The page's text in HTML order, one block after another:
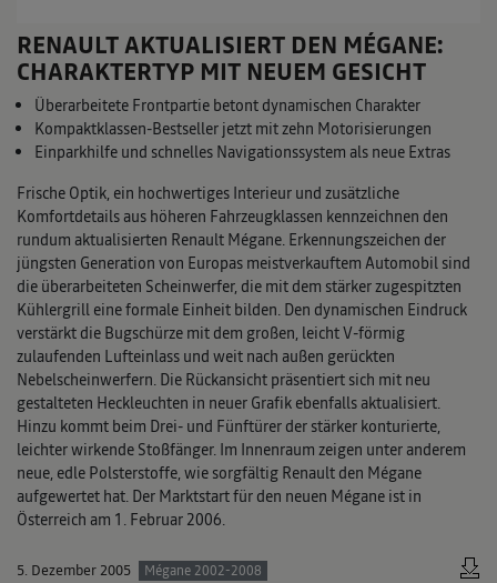
RENAULT AKTUALISIERT DEN MÉGANE:
CHARAKTERTYP MIT NEUEM GESICHT
Überarbeitete Frontpartie betont dynamischen Charakter
Kompaktklassen-Bestseller jetzt mit zehn Motorisierungen
Einparkhilfe und schnelles Navigationssystem als neue Extras
Frische Optik, ein hochwertiges Interieur und zusätzliche
Komfortdetails aus höheren Fahrzeugklassen kennzeichnen den
rundum aktualisierten Renault Mégane. Erkennungszeichen der
jüngsten Generation von Europas meistverkauftem Automobil sind
die überarbeiteten Scheinwerfer, die mit dem stärker zugespitzten
Kühlergrill eine formale Einheit bilden. Den dynamischen Eindruck
verstärkt die Bugschürze mit dem großen, leicht V-förmig
zulaufenden Lufteinlass und weit nach außen gerückten
Nebelscheinwerfern. Die Rückansicht präsentiert sich mit neu
gestalteten Heckleuchten in neuer Grafik ebenfalls aktualisiert.
Hinzu kommt beim Drei- und Fünftürer der stärker konturierte,
leichter wirkende Stoßfänger. Im Innenraum zeigen unter anderem
neue, edle Polsterstoffe, wie sorgfältig Renault den Mégane
aufgewertet hat. Der Marktstart für den neuen Mégane ist in
Österreich am 1. Februar 2006.
5. Dezember 2005 Mégane 2002-2008